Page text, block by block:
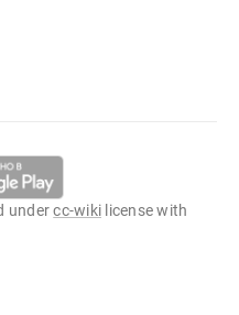
undercc-wiki license with